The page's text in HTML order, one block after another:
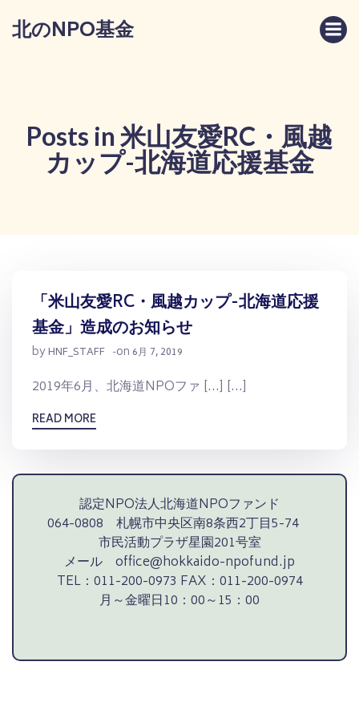
ス
キ
ッ
プ
北のNPO基金
Posts in 米山友愛RC・風越
カップ-北海道応援基金
「米山友愛RC・風越カップ-北海道応援
基金」造成のお知らせ
byHNF_STAFF -on 6月 7, 2019
2019年6月、北海道NPOファ […] […]
READ MORE
認定NPO法人北海道NPOファンド
064-0808 札幌市中央区南8条西2丁目5-74
市民活動プラザ星園201号室
メール office@hokkaido-npofund.jp
TEL：011-200-0973 FAX：011-200-0974
月～金曜日10：00～15：00